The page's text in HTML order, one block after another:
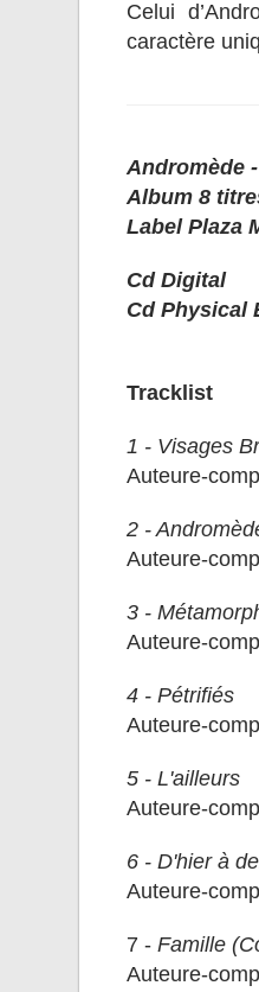
Celui
caractère
Andromède
Album 8
Label Plaza
Cd Digital
Cd Physical
Tracklist
1 - Visages
Auteure-
2 -
Auteure-
3 -
Auteure-
4 - Pétrifiés
Auteure-
5 - L'ailleurs
Auteure-
6 - D'hier à
Auteure-
7 -Famille
Auteure-